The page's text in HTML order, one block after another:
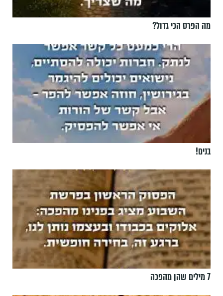
מה הפרס הכי גדול?
בנים!
7 מילים שהן מהפכה